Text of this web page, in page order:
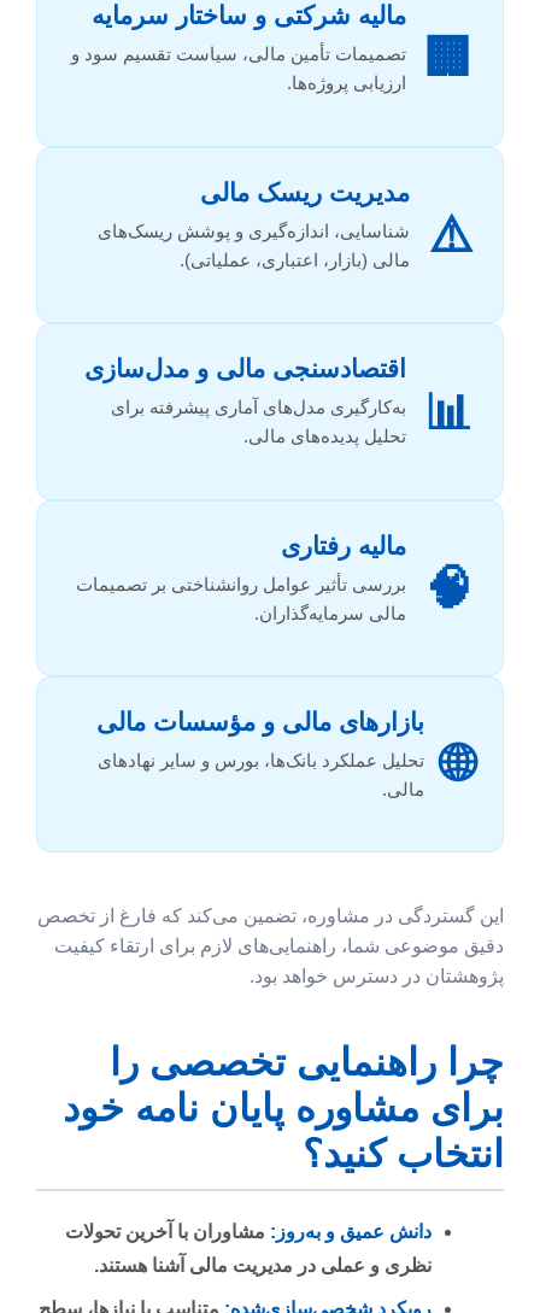
🏢
مالیه شرکتی و ساختار سرمایه
تصمیمات تأمین مالی، سیاست تقسیم سود و
ارزیابی پروژه‌ها.
⚠️
مدیریت ریسک مالی
شناسایی، اندازه‌گیری و پوشش ریسک‌های
مالی (بازار، اعتباری، عملیاتی).
📊
اقتصادسنجی مالی و مدل‌سازی
به‌کارگیری مدل‌های آماری پیشرفته برای
تحلیل پدیده‌های مالی.
🧠
مالیه رفتاری
بررسی تأثیر عوامل روانشناختی بر تصمیمات
مالی سرمایه‌گذاران.
🌐
بازارهای مالی و مؤسسات مالی
تحلیل عملکرد بانک‌ها، بورس و سایر نهادهای
مالی.
این گستردگی در مشاوره، تضمین می‌کند که فارغ از تخصص
دقیق موضوعی شما، راهنمایی‌های لازم برای ارتقاء کیفیت
پژوهشتان در دسترس خواهد بود.
چرا راهنمایی تخصصی را
برای مشاوره پایان نامه خود
انتخاب کنید؟
دانش عمیق و به‌روز: مشاوران با آخرین تحولات
نظری و عملی در مدیریت مالی آشنا هستند.